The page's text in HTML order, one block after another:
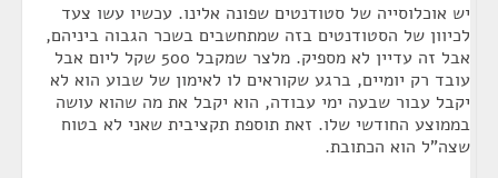
יש אוכלוסייה של סטודנטים שפונה אלינו. עכשיו עשו צעד
לכיוון של הסטודנטים בזה שמתחשבים בשכר הגבוה ביניהם,
אבל זה עדיין לא מספיק. מלצר שמקבל 500 שקל ליום אבל
עובד רק יומיים, ברגע שקוראים לו לאימון של שבוע הוא לא
יקבל עבור שבעה ימי עבודה, הוא יקבל את מה שהוא עושה
בממוצע החודשי שלו. זאת תוספת תקציבית שאני לא בטוח
שצה"ל הוא הכתובת.